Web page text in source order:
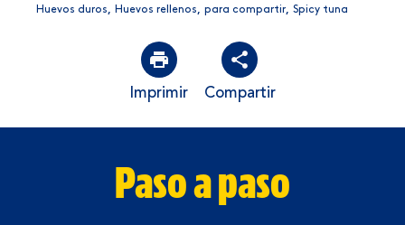
Huevos duros, Huevos rellenos,para compartir,Spicy tuna
Imprimir Compartir
Paso a paso